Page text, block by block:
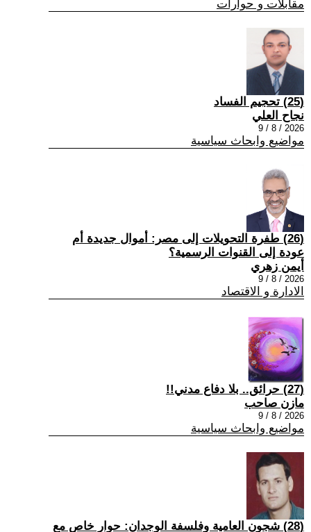
مقابلات و حوارات
(25) تحجيم الفساد
نجاح العلي
2026 / 8 / 9
مواضيع وابحاث سياسية
(26) طفرة التحويلات إلى مصر: أموال جديدة أم
عودة إلى القنوات الرسمية؟
أيمن زهري
2026 / 8 / 9
الادارة و الاقتصاد
(27) حرائق.. بلا دفاع مدني!!
مازن صاحب
2026 / 8 / 9
مواضيع وابحاث سياسية
(28) شجون العامية وفلسفة الوجدان: حوار خاص مع